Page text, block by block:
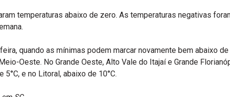
temperaturas abaixo de zero. As temperaturas negativas
quando as mínimas podem marcar novamente bem abaixo de
Oeste. No Grande Oeste, Alto Vale do Itajaí e Grande
e no Litoral, abaixo de 10°C.